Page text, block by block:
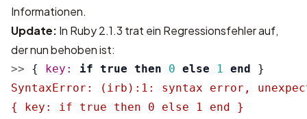
Informationen.
Update: In Ruby 2.1.3 trat ein Regressionsfehler auf,
der nun behoben ist:
>> { key: if true then 0 else 1 end
}
SyntaxError: (irb):1: syntax error,
{ key: if true then 0 else 1 end }